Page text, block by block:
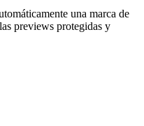
una marca de
previews protegidas y